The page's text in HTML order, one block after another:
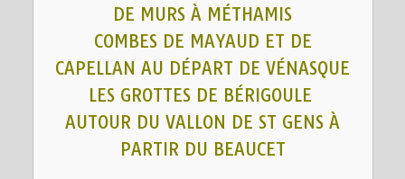
DE MURS À MÉTHAMIS
COMBES DE MAYAUD ET DE
CAPELLAN AU DÉPART DE VÉNASQUE
LES GROTTES DE BÉRIGOULE
AUTOUR DU VALLON DE ST GENS À
PARTIR DU BEAUCET